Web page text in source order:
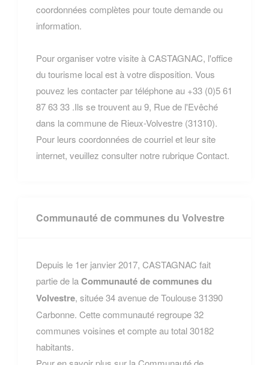
coordonnées complètes pour toute demande ou
information.
Pour organiser votre visite à CASTAGNAC, l'office
du tourisme local est à votre disposition. Vous
pouvez les contacter par téléphone au +33 (0)5 61
87 63 33 .Ils se trouvent au 9, Rue de l'Evêché
dans la commune de Rieux-Volvestre (31310).
Pour leurs coordonnées de courriel et leur site
internet, veuillez consulter notre rubrique Contact.
Communauté de communes du Volvestre
Depuis le 1er janvier 2017, CASTAGNAC fait
partie de laCommunauté de communes du
Volvestre, située 34 avenue de Toulouse 31390
Carbonne. Cette communauté regroupe 32
communes voisines et compte au total 30182
habitants.